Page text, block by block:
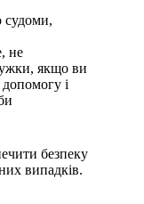
судоми,
не
якщо ви
і
безпеку
випадків.